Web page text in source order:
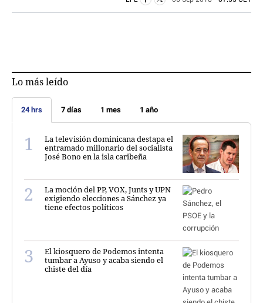
Lo más leído
24 hrs 7 días 1 mes 1 año
La televisión dominicana destapa el
entramado millonario del socialista
José Bono en la isla caribeña
La moción del PP, VOX, Junts y UPN
exigiendo elecciones a Sánchez ya
tiene efectos políticos
El kiosquero de Podemos intenta
tumbar a Ayuso y acaba siendo el
chiste del día